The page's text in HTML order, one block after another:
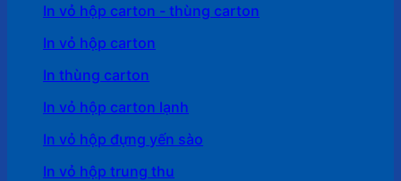
In vỏ hộp carton - thùng carton
In vỏ hộp carton
In thùng carton
In vỏ hộp carton lạnh
In vỏ hộp đựng yến sào
In vỏ hộp trung thu